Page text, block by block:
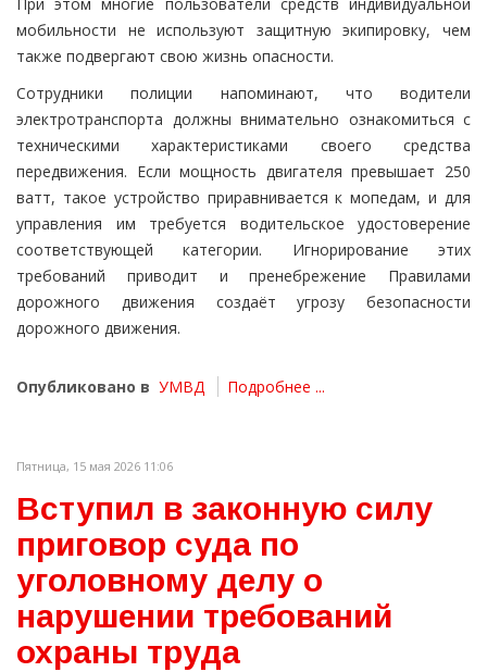
При этом многие пользователи средств индивидуальной
мобильности не используют защитную экипировку, чем
также подвергают свою жизнь опасности.
Сотрудники полиции напоминают, что водители
электротранспорта должны внимательно ознакомиться с
техническими характеристиками своего средства
передвижения. Если мощность двигателя превышает 250
ватт, такое устройство приравнивается к мопедам, и для
управления им требуется водительское удостоверение
соответствующей категории. Игнорирование этих
требований приводит и пренебрежение Правилами
дорожного движения создаёт угрозу безопасности
дорожного движения.
Опубликовано в УМВД Подробнее ...
Пятница, 15 мая 2026 11:06
Вступил в законную силу
приговор суда по
уголовному делу о
нарушении требований
охраны труда